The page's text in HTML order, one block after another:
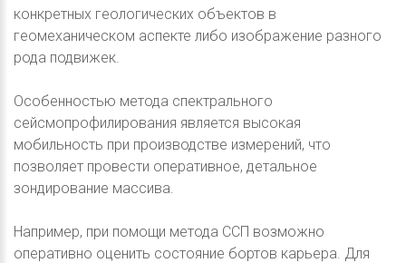
конкретных геологических объектов в
геомеханическом аспекте либо изображение разного
рода подвижек.
Особенностью метода спектрального
сейсмопрофилирования является высокая
мобильность при производстве измерений, что
позволяет провести оперативное, детальное
зондирование массива.
Например, при помощи метода ССП возможно
оперативно оценить состояние бортов карьера. Для